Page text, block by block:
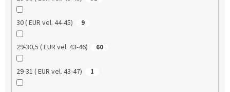
30 ( EUR vel. 44-45) 9
29-30,5 ( EUR vel. 43-46) 60
29-31 ( EUR vel. 43-47) 1